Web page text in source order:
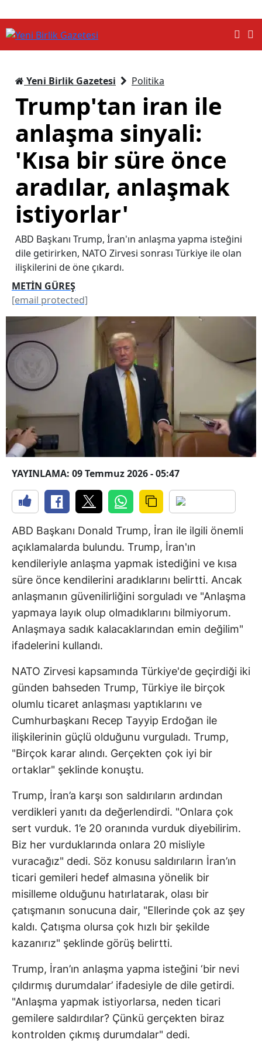
Yeni Birlik Gazetesi Politika
Trump'tan iran ile
anlaşma sinyali:
'Kısa bir süre önce
aradılar, anlaşmak
istiyorlar'
ABD Başkanı Trump, İran'ın anlaşma yapma isteğini
dile getirirken, NATO Zirvesi sonrası Türkiye ile olan
ilişkilerini de öne çıkardı.
METİN GÜREŞ
[email protected]
YAYINLAMA: 09 Temmuz 2026 - 05:47
ABD Başkanı Donald Trump, İran ile ilgili önemli
açıklamalarda bulundu. Trump, İran'ın
kendileriyle anlaşma yapmak istediğini ve kısa
süre önce kendilerini aradıklarını belirtti. Ancak
anlaşmanın güvenilirliğini sorguladı ve "Anlaşma
yapmaya layık olup olmadıklarını bilmiyorum.
Anlaşmaya sadık kalacaklarından emin değilim"
ifadelerini kullandı.
NATO Zirvesi kapsamında Türkiye'de geçirdiği iki
günden bahseden Trump, Türkiye ile birçok
olumlu ticaret anlaşması yaptıklarını ve
Cumhurbaşkanı Recep Tayyip Erdoğan ile
ilişkilerinin güçlü olduğunu vurguladı. Trump,
"Birçok karar alındı. Gerçekten çok iyi bir
ortaklar" şeklinde konuştu.
Trump, İran’a karşı son saldırıların ardından
verdikleri yanıtı da değerlendirdi. "Onlara çok
sert vurduk. 1’e 20 oranında vurduk diyebilirim.
Biz her vurduklarında onlara 20 misliyle
vuracağız" dedi. Söz konusu saldırıların İran’ın
ticari gemileri hedef almasına yönelik bir
misilleme olduğunu hatırlatarak, olası bir
çatışmanın sonucuna dair, "Ellerinde çok az şey
kaldı. Çatışma olursa çok hızlı bir şekilde
kazanırız" şeklinde görüş belirtti.
Trump, İran’ın anlaşma yapma isteğini ‘bir nevi
çıldırmış durumdalar’ ifadesiyle de dile getirdi.
"Anlaşma yapmak istiyorlarsa, neden ticari
gemilere saldırdılar? Çünkü gerçekten biraz
kontrolden çıkmış durumdalar" dedi.